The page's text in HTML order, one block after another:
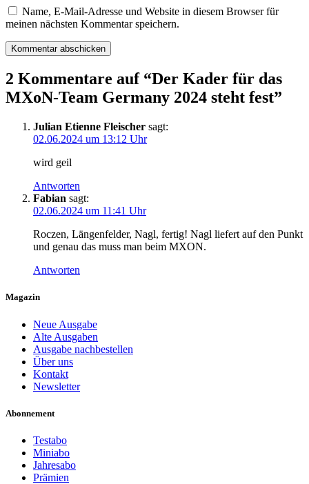
Name, E-Mail-Adresse und Website in diesem Browser für
meinen nächsten Kommentar speichern.
2 Kommentare auf “Der Kader für das
MXoN-Team Germany 2024 steht fest”
Julian Etienne Fleischer sagt:
02.06.2024 um 13:12 Uhr
wird geil
Antworten
Fabian sagt:
02.06.2024 um 11:41 Uhr
Roczen, Längenfelder, Nagl, fertig! Nagl liefert auf den Punkt
und genau das muss man beim MXON.
Antworten
Magazin
Neue Ausgabe
Alte Ausgaben
Ausgabe nachbestellen
Über uns
Kontakt
Newsletter
Abonnement
Testabo
Miniabo
Jahresabo
Prämien